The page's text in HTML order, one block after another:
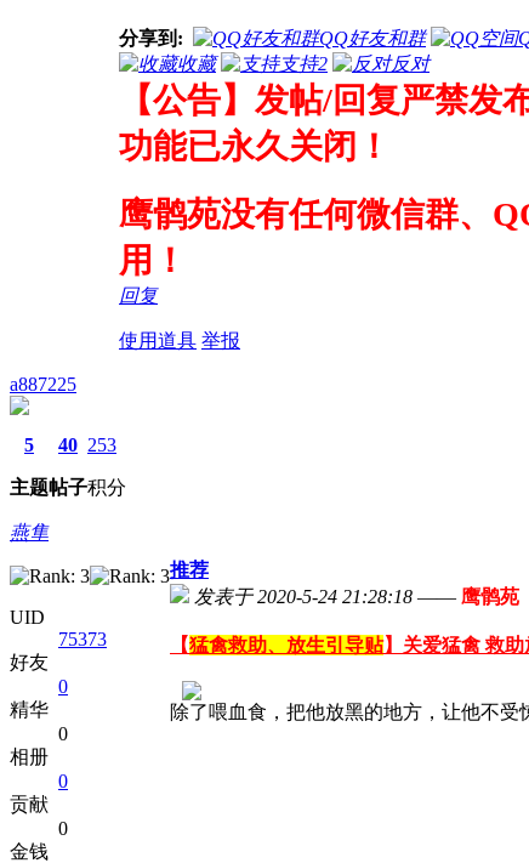
分享到: QQ好友和群
收藏
支持2 反对
【公告】发帖/回复严禁
功能已永久关闭！
鹰鹘苑没有任何微信群、
用！
回复
使用道具 举报
a887225
5
主题
40
帖子
253
积分
燕隼
UID
75373
好友
0
精华
0
相册
0
贡献
0
金钱
推荐
发表于 2020-5-24 21:28:18 —— 鹰鹘苑
【猛禽救助、放生引导贴】关爱猛禽 救助
除了喂血食，把他放黑的地方，让他不